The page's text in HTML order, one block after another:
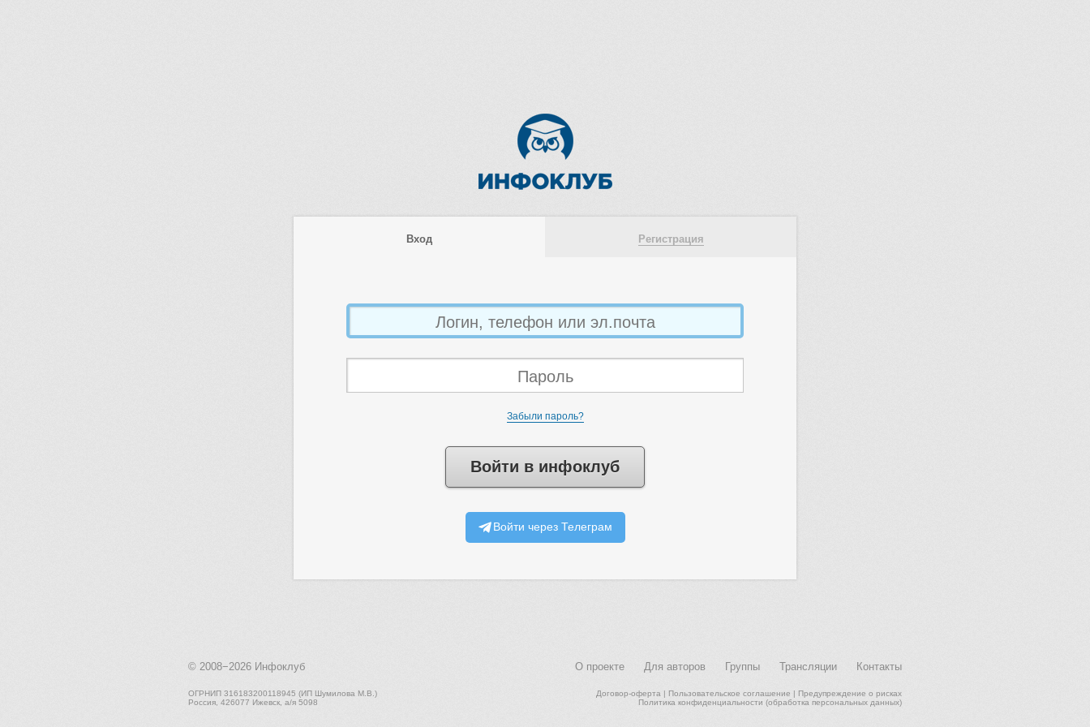
Вход Регистрация
Забыли пароль?
Войти в инфоклуб
Войти через Телеграм
© 2008−2026 Инфоклуб О проекте Для авторов Группы Трансляции Контакты
ОГРНИП 316183200118945 (ИП Шумилова М.В.)
Россия, 426077 Ижевск, а/я 5098
Договор-оферта | Пользовательское соглашение | Предупреждение о рисках
Политика конфиденциальности (обработка персональных данных)